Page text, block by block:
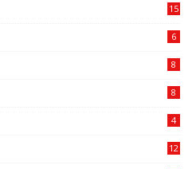
15
6
8
8
4
12